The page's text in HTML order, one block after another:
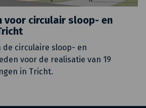
voor circulair sloop- en
de circulaire sloop- en
voor de realisatie van 19
in Tricht.